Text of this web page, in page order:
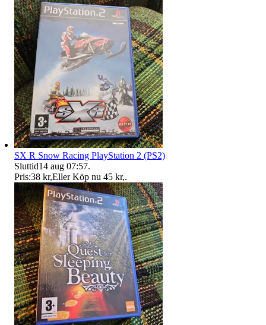
SX R Snow Racing PlayStation 2 (PS2)
Sluttid14 aug 07:57.
Pris:38 kr,Eller Köp nu 45 kr,.